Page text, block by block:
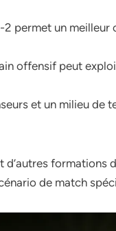
permet un
offensif peut
et un milieu de
d’autres formations
de match